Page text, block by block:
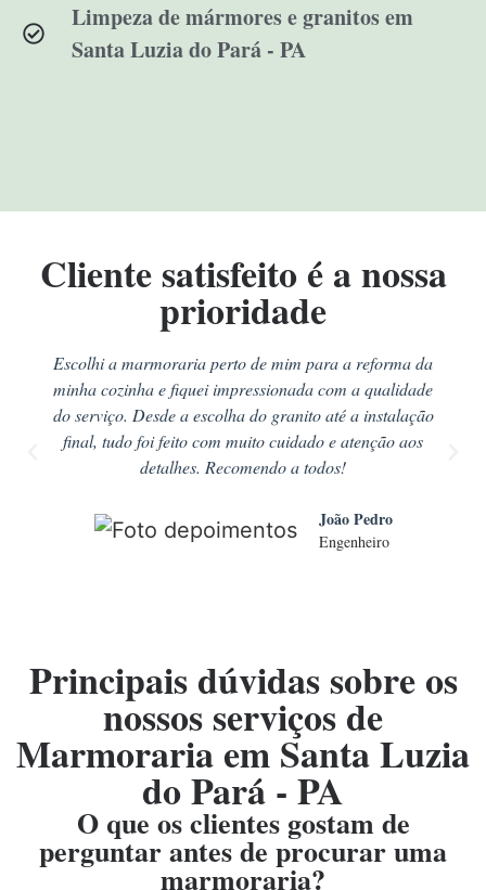
Limpeza de mármores e granitos em
Santa Luzia do Pará - PA
Cliente satisfeito é a nossa
prioridade
Escolhi a marmoraria perto de mim para a reforma da
minha cozinha e fiquei impressionada com a qualidade
do serviço. Desde a escolha do granito até a instalação
final, tudo foi feito com muito cuidado e atenção aos
detalhes. Recomendo a todos!
João Pedro
Engenheiro
Principais dúvidas sobre os
nossos serviços de
Marmoraria em Santa Luzia
do Pará - PA
O que os clientes gostam de
perguntar antes de procurar uma
marmoraria?